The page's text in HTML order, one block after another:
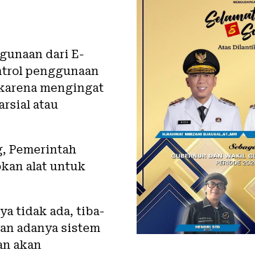
dari E-
penggunaan
mengingat
atau
Pemerintah
alat untuk
tidak ada, tiba-
adanya sistem
akan